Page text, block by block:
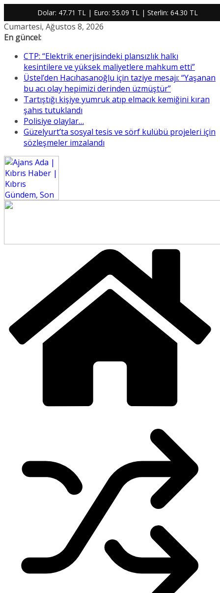
Dolar: 47.71 TL| Euro: 55.09 TL| Sterlin: 64.30 TL
Skip
to
Cumartesi, Ağustos 8, 2026
En güncel:
CTP: “Elektrik enerjisindeki plansızlık halkı
kesintilere ve yüksek maliyetlere mahkum etti”
Üstel’den Hacıhasanoğlu için taziye mesajı: “Yaşanan
bu acı olay hepimizi derinden üzmüştür”
Tartıştığı kişiye yumruk atıp elmacık kemiğini kıran
şahıs tutuklandı
Polisiye olaylar…
Güzelyurt’ta sosyal tesis ve sörf kulübü projeleri için
sözleşmeler imzalandı